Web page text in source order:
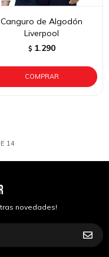
Canguro de Algodón
Liverpool
$ 1.290
14
novedades!